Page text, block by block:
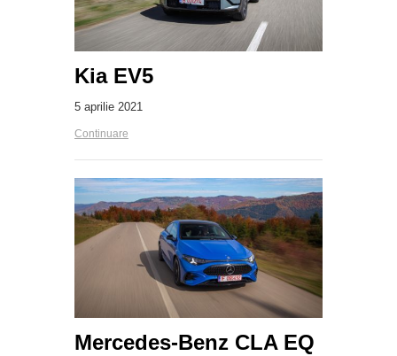
Kia EV5
5 aprilie 2021
Continuare
Mercedes-Benz CLA EQ